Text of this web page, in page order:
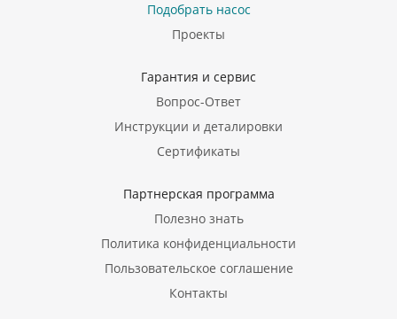
Подобрать насос
Проекты
Гарантия и сервис
Вопрос-Ответ
Инструкции и деталировки
Сертификаты
Партнерская программа
Полезно знать
Политика конфиденциальности
Пользовательское соглашение
Контакты